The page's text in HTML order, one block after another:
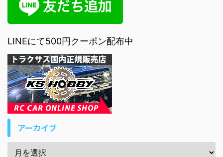
LINEにて500円クーポン配布中
アーカイブ